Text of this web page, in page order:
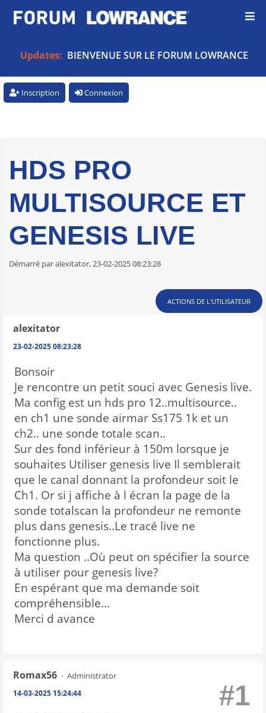
Updates: BIENVENUE SUR LE FORUM LOWRANCE
Inscription Connexion
HDS PRO
MULTISOURCE ET
GENESIS LIVE
Démarré par alexitator, 23-02-2025 08:23:28
ACTIONS DE L'UTILISATEUR
alexitator
23-02-2025 08:23:28
Bonsoir
Je rencontre un petit souci avec Genesis live.
Ma config est un hds pro 12..multisource..
en ch1 une sonde airmar Ss175 1k et un
ch2.. une sonde totale scan..
Sur des fond inférieur à 150m lorsque je
souhaites Utiliser genesis live Il semblerait
que le canal donnant la profondeur soit le
Ch1. Or si j affiche à l écran la page de la
sonde totalscan la profondeur ne remonte
plus dans genesis..Le tracé live ne
fonctionne plus.
Ma question ..Où peut on spécifier la source
à utiliser pour genesis live?
En espérant que ma demande soit
compréhensible...
Merci d avance
Romax56 Administrator
14-03-2025 15:24:44 #1